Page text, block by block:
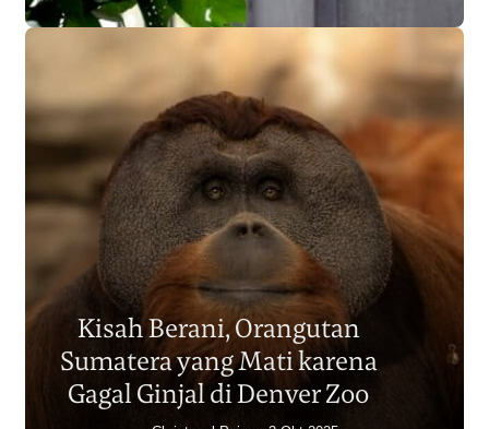
Populasi Orangutan
Sumatera Berkurang 2.700
Individu dalam Satu Dekade?
Junaidi Hanafiah 14 Jul 2026
Kisah Berani, Orangutan
Sumatera yang Mati karena
Gagal Ginjal di Denver Zoo